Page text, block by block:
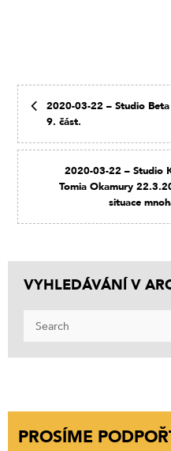
2020-03-22 – Studio
9. část.
2020-03-22 – Studio
Tomia Okamury
situace
VYHLEDÁVÁNÍ V
PROSÍME